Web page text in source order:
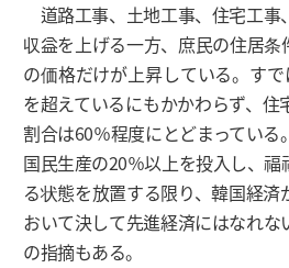
道路工事、土地工事、住宅工事
収益を上げる一方、庶民の住居
の価格だけが上昇している。す
を超えているにもかかわらず、
割合は60％程度にとどまってい
国民生産の20％以上を投入し、
る状態を放置する限り、韓国経
おいて決して先進経済にはなれ
の指摘もある。